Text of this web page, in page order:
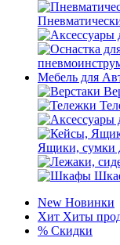
Мебель для
Ящики, сумки
New Новинки
Хит Хиты
% Скидки